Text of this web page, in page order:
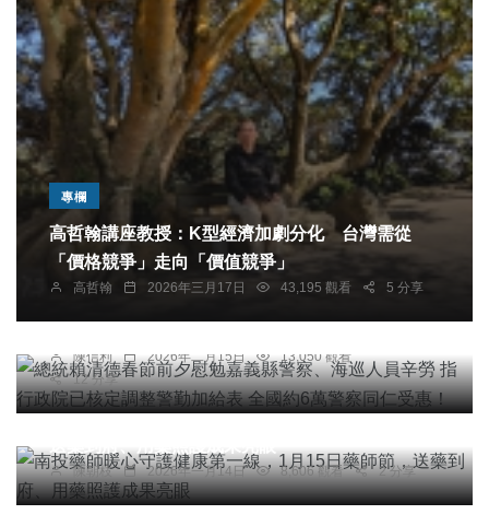
專欄
高哲翰講座教授：K型經濟加劇分化 台灣需從
「價格競爭」走向「價值競爭」
高哲翰 2026年三月17日 43,195 觀看 5 分享
社會 綜合新聞
總統賴清德春節前夕慰勉嘉義縣警察、海巡人員辛
陳信利 2026年二月15日
13,050 觀看
12 分享
健康
南投藥師暖心守護健康第一線，1月15日藥師節，
陳朝枝 2026年一月14日 8,606 觀看 2 分享
南投市農會舉辦青山茶春茶比賽頒奬暨模範農民表
彰典禮
綜合新聞